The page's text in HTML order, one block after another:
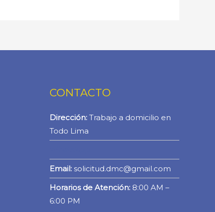
CONTACTO
Dirección:Trabajo a domicilio en
Todo Lima
Email: solicitud.dmc@gmail.com
Horarios de Atención:8:00 AM –
6:00 PM